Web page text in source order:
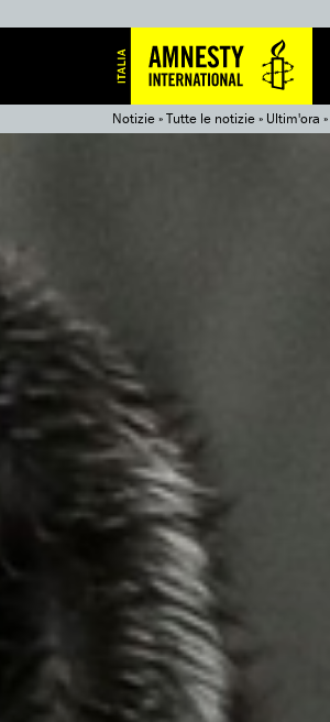
Notizie»Tutte le notizie» Ultim'ora »